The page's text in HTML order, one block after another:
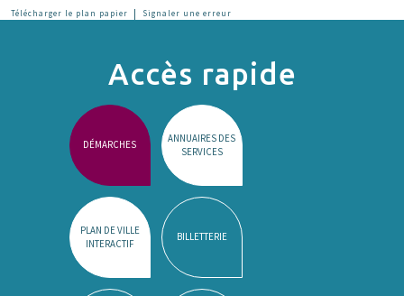
Télécharger le plan papier | Signaler une erreur
Accès rapide
DÉMARCHES
ANNUAIRES DES
SERVICES
PLAN DE VILLE
INTERACTIF
BILLETTERIE